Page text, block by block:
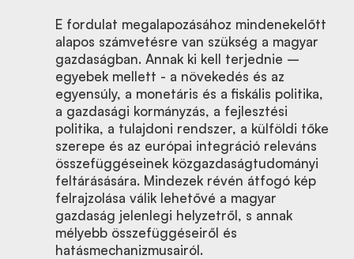
E fordulat megalapozásához mindenekelőtt
alapos számvetésre van szükség a magyar
gazdaságban. Annak ki kell terjednie –
egyebek mellett - a növekedés és az
egyensúly, a monetáris és a fiskális politika,
a gazdasági kormányzás, a fejlesztési
politika, a tulajdoni rendszer, a külföldi tőke
szerepe és az európai integráció releváns
összefüggéseinek közgazdaságtudományi
feltárásására. Mindezek révén átfogó kép
felrajzolása válik lehetővé a magyar
gazdaság jelenlegi helyzetről, s annak
mélyebb összefüggéseiről és
hatásmechanizmusairól.